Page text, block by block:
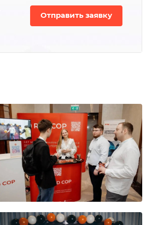
Отправить заявку